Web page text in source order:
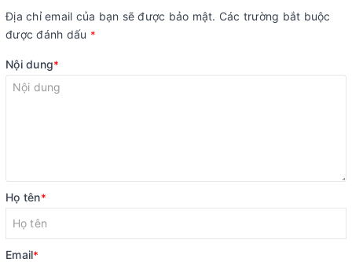
Địa chỉ email của bạn sẽ được bảo mật. Các trường bắt buộc
được đánh dấu *
Nội dung*
Họ tên*
Email*